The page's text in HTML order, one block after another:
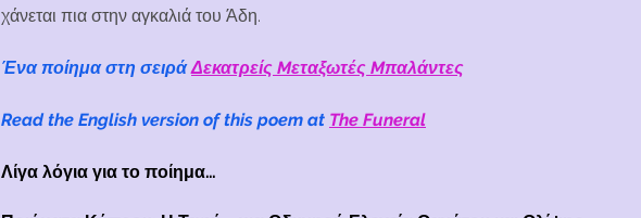
χάνεται πια στην αγκαλιά του Άδη.
Ένα ποίημα στη σειρά Δεκατρείς Mεταξωτές Mπαλάντες
Read the English version of this poem at The Funeral
Λίγα λόγια για το ποίημα…